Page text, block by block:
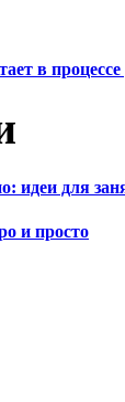
в
идеи для
и просто